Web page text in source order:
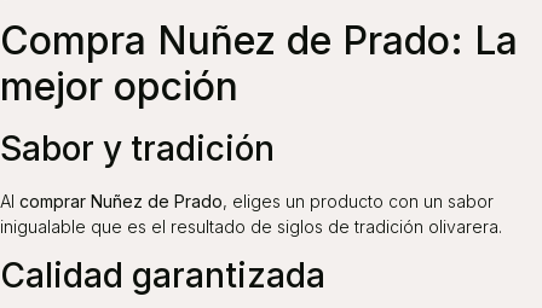
Compra Nuñez de Prado: La
mejor opción
Sabor y tradición
Al comprar Nuñez de Prado, eliges un producto con un sabor
inigualable que es el resultado de siglos de tradición olivarera.
Calidad garantizada